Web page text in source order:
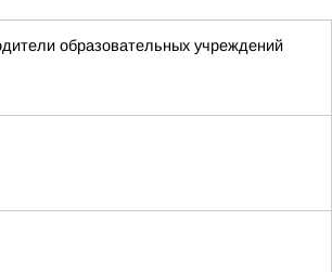
образовательных учреждений